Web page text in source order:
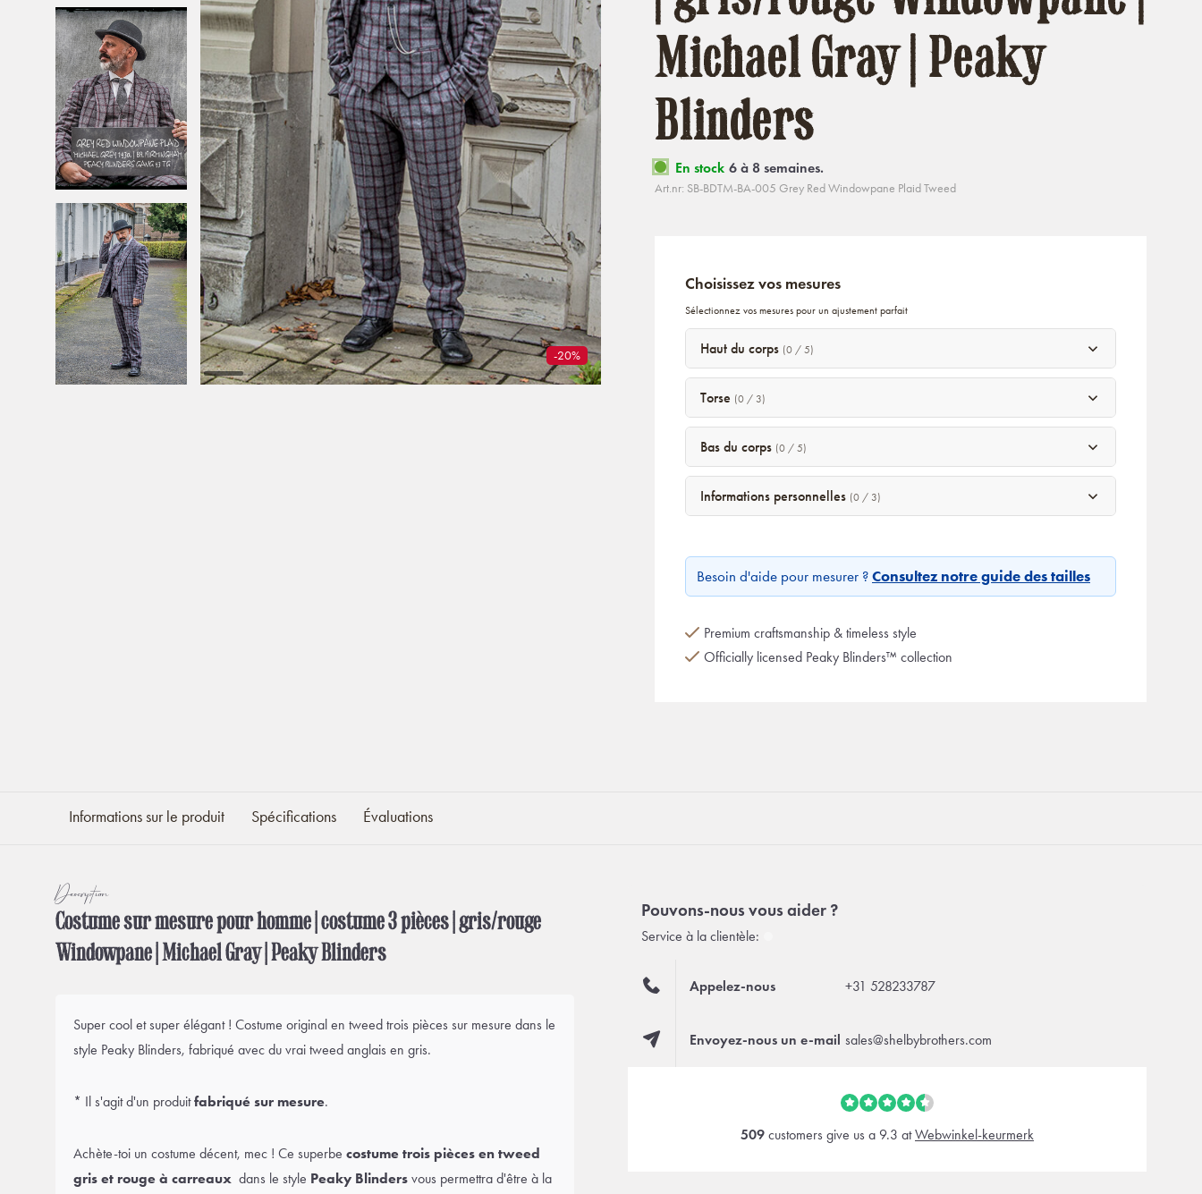
-20%
Michael Gray | Peaky
Blinders
En stock 6 à 8 semaines.
Art.nr: SB-BDTM-BA-005 Grey Red Windowpane Plaid Tweed
Choisissez vos mesures
Sélectionnez vos mesures pour un ajustement parfait
Haut du corps (0 / 5)
Torse (0 / 3)
Bas du corps (0 / 5)
Informations personnelles (0 / 3)
Besoin d'aide pour mesurer ? Consultez notre guide des tailles
Premium craftsmanship & timeless style
Officially licensed Peaky Blinders™ collection
Informations sur le produit Spécifications Évaluations
Description
Costume sur mesure pour homme | costume 3 pièces | gris/rouge
Windowpane | Michael Gray | Peaky Blinders
Super cool et super élégant ! Costume original en tweed trois pièces sur mesure dans le
style Peaky Blinders, fabriqué avec du vrai tweed anglais en gris.
* Il s'agit d'un produitfabriqué sur mesure.
Achète-toi un costume décent, mec ! Ce superbe costume trois pièces en tweed
gris et rouge à carreaux dans le style Peaky Blinders vous permettra d'être à la
Pouvons-nous vous aider ?
Service à la clientèle:
Appelez-nous +31 528233787
Envoyez-nous un e-mail sales@shelbybrothers.com
509 customers give us a 9.3 atWebwinkel-keurmerk